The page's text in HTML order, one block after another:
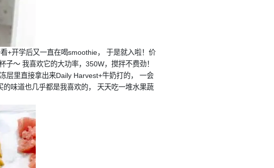
+开学后又一直在喝smoothie， 于是就入啦！价
～ 我喜欢它的大功率，350W，搅拌不费劲！
层里直接拿出来Daily Harvest+牛奶打的， 一会
味道也几乎都是我喜欢的， 天天吃一堆水果蔬